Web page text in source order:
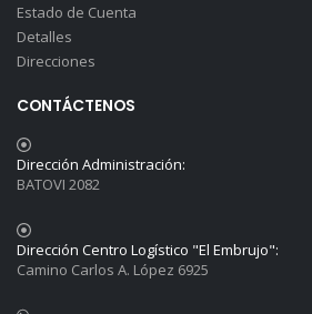
Estado de Cuenta
Detalles
Direcciones
CONTÁCTENOS
Dirección Administración:
BATOVI 2082
Dirección Centro Logístico "El Embrujo":
Camino Carlos A. López 6925